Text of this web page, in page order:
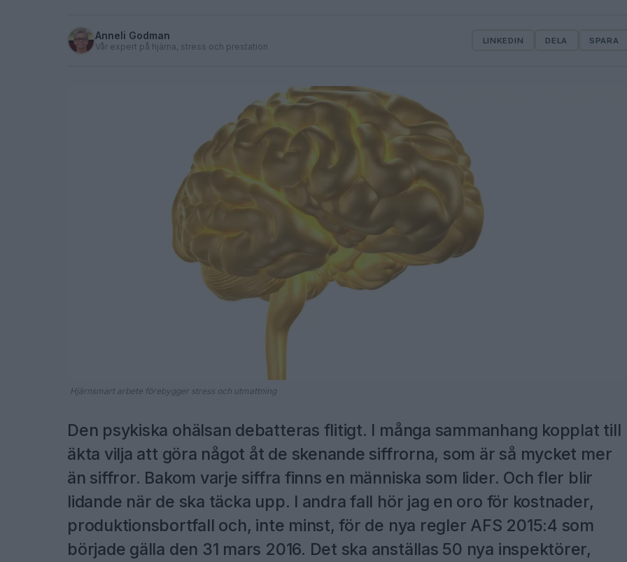
Anneli Godman
Vår expert på hjärna, stress och prestation
LINKEDIN DELA SPARA
Hjärnsmart arbete förebygger stress och utmattning
Den psykiska ohälsan debatteras flitigt. I många sammanhang kopplat till
äkta vilja att göra något åt de skenande siffrorna, som är så mycket mer
än siffror. Bakom varje siffra finns en människa som lider. Och fler blir
lidande när de ska täcka upp. I andra fall hör jag en oro för kostnader,
produktionsbortfall och, inte minst, för de nya regler AFS 2015:4 som
började gälla den 31 mars 2016. Det ska anställas 50 nya inspektörer,